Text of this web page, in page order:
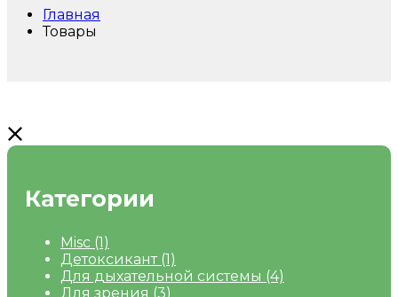
Главная
Товары
Категории
Misc (1)
Детоксикант (1)
Для дыхательной системы (4)
Для зрения (3)